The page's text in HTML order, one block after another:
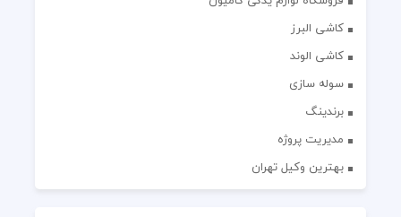
کاشی البرز
کاشی الوند
سوله سازی
برندینگ
مدیریت پروژه
بهترین وکیل تهران